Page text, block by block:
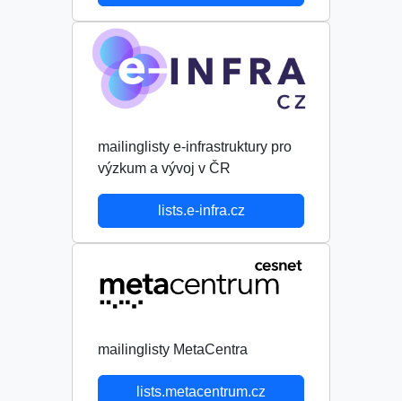
mailinglisty e-infrastruktury pro
výzkum a vývoj v ČR
lists.e-infra.cz
mailinglisty MetaCentra
lists.metacentrum.cz